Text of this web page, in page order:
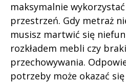
maksymalnie
przestrzeń. Gdy metraż
musisz martwić się
rozkładem mebli czy
przechowywania.
potrzeby może okazać